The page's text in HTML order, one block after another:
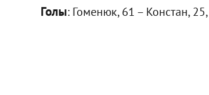
Голы: Гоменюк, 61 – Констан,